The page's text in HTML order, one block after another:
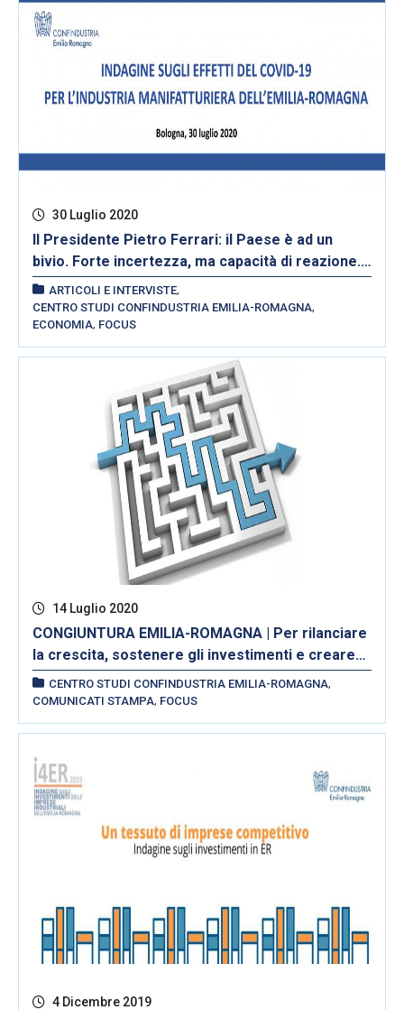
30 Luglio 2020
​Il Presidente Pietro Ferrari: il Paese è ad un
bivio. Forte incertezza, ma capacità di reazione.
Puntiamo ad una gestione diretta del Recovery
Fund da parte delle Regioni, scelte condivise con
le imprese e tempi certi
ARTICOLI E INTERVISTE
CENTRO STUDI CONFINDUSTRIA EMILIA-ROMAGNA
ECONOMIA FOCUS
14 Luglio 2020
CONGIUNTURA EMILIA-ROMAGNA | Per rilanciare
la crescita, sostenere gli investimenti e creare
lavoro serve la capacità di programmare e
spendere bene le risorse
CENTRO STUDI CONFINDUSTRIA EMILIA-ROMAGNA
COMUNICATI STAMPA FOCUS
4 Dicembre 2019